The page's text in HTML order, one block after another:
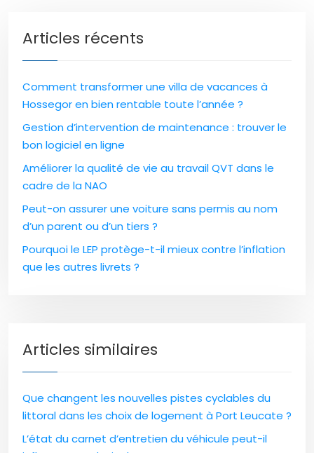
Articles récents
Comment transformer une villa de vacances à
Hossegor en bien rentable toute l’année ?
Gestion d’intervention de maintenance : trouver le
bon logiciel en ligne
Améliorer la qualité de vie au travail QVT dans le
cadre de la NAO
Peut-on assurer une voiture sans permis au nom
d’un parent ou d’un tiers ?
Pourquoi le LEP protège-t-il mieux contre l’inflation
que les autres livrets ?
Articles similaires
Que changent les nouvelles pistes cyclables du
littoral dans les choix de logement à Port Leucate ?
L’état du carnet d’entretien du véhicule peut-il